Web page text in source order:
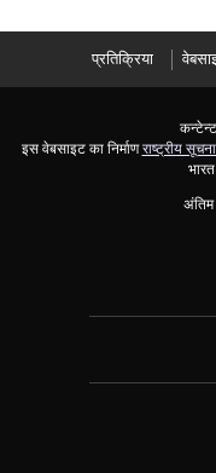
प्रतिक्रिया
इस वेबसाइट का निर्माणराष्ट्रीय